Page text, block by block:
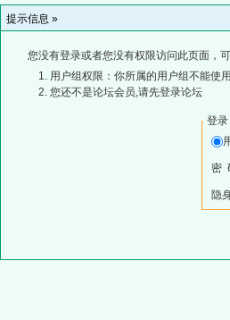
提示信息 »
您没有登录或者您没有权限访问此页面，
用户组权限：你所属的用户组不能使
您还不是论坛会员,请先登录论坛
登录
密
隐